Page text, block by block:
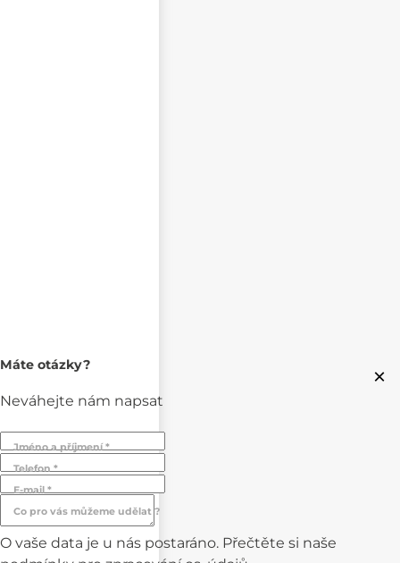
×
Máte otázky?
Neváhejte nám napsat
Jméno a příjmení *
Telefon *
E-mail *
Co pro vás můžeme udělat ?
O vaše data je u nás postaráno. Přečtěte si naše